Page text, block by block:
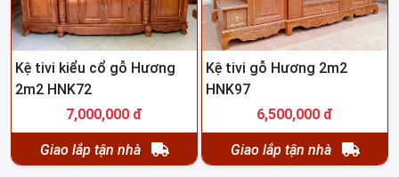
Kệ tivi kiểu cổ gỗ Hương
2m2 HNK72
7,000,000 đ
Giao lắp tận nhà
Kệ tivi gỗ Hương 2m2
HNK97
6,500,000 đ
Giao lắp tận nhà